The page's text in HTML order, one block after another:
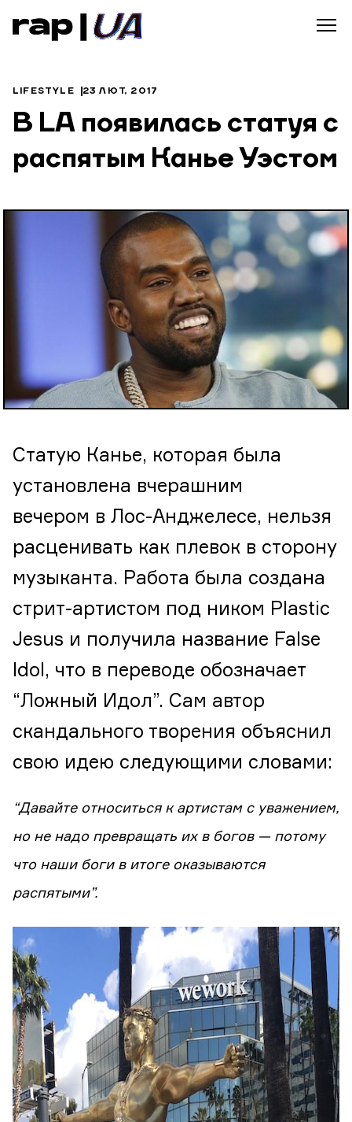
LIFESTYLE 23 ЛЮТ, 2017
В LA появилась статуя с
распятым Канье Уэстом
Статую Канье, которая была
установлена вчерашним
вечером в Лос-Анджелесе, нельзя
расценивать как плевок в сторону
музыканта. Работа была создана
стрит-артистом под ником Plastic
Jesus и получила название False
Idol, что в переводе обозначает
“Ложный Идол”. Сам автор
скандального творения объяснил
свою идею следующими словами:
“Давайте относиться к артистам с уважением,
но не надо превращать их в богов — потому
что наши боги в итоге оказываются
распятыми”.